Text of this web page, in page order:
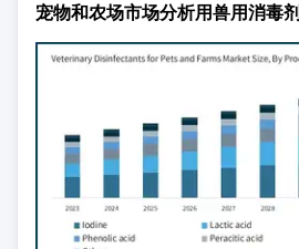
宠物和农场市场分析用兽用消毒剂